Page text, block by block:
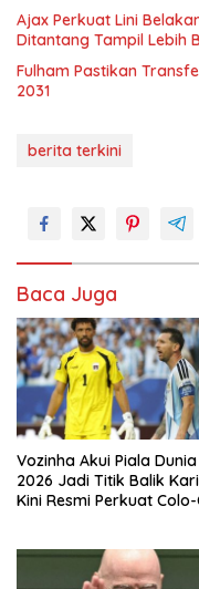
Ajax Perkuat Lini
Ditantang Tampil Lebih
Fulham Pastikan
2031
berita terkini
Baca Juga
Vozinha Akui Piala Dunia
2026 Jadi Titik Balik
Kini Resmi Perkuat